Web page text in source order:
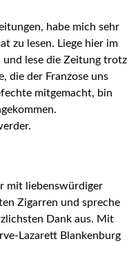
habe mich sehr
zu lesen. Liege hier im
und lese die Zeitung trotz
die der Franzose uns
mitgemacht, bin
mit liebenswürdiger
Zigarren und spreche
Dank aus. Mit
Lazarett Blankenburg